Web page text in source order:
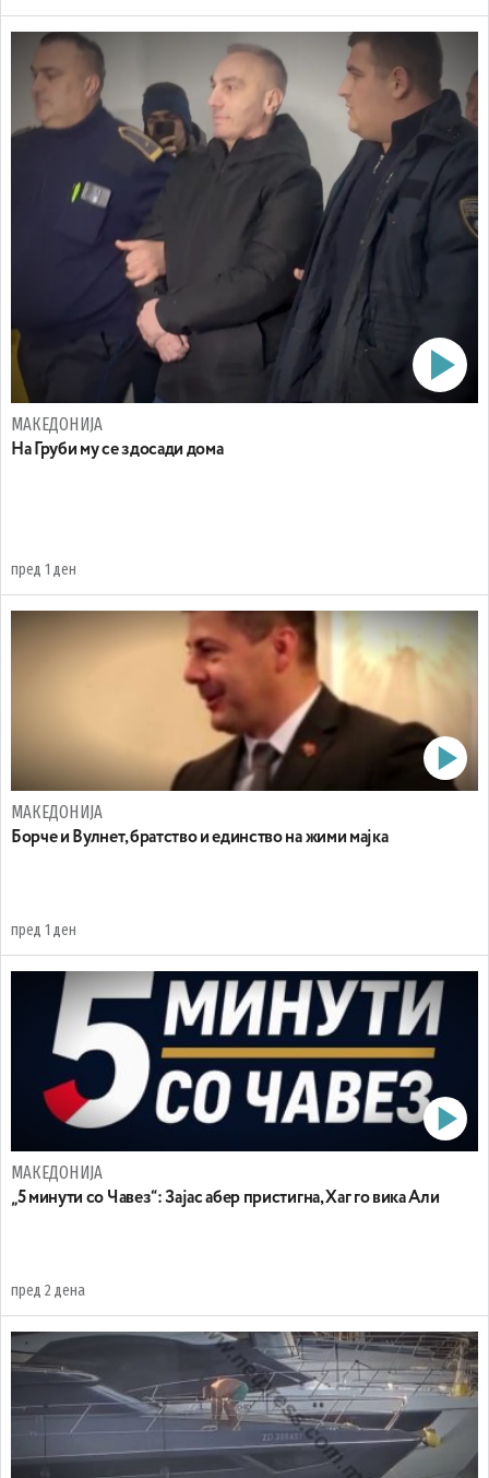
МАКЕДОНИЈА
На Груби му се здосади дома
пред 1 ден
МАКЕДОНИЈА
Борче и Вулнет, братство и единство на жими мајка
пред 1 ден
МАКЕДОНИЈА
„5 минути со Чавез“: Зајас абер пристигна, Хаг го вика Али
пред 2 дена